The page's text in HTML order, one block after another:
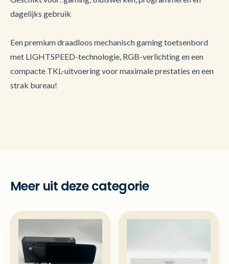
dagelijks gebruik
Een premium draadloos mechanisch gaming toetsenbord
met LIGHTSPEED-technologie, RGB-verlichting en een
compacte TKL-uitvoering voor maximale prestaties en een
strak bureau!
Meer uit deze categorie